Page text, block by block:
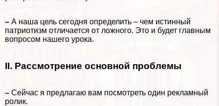
– А наша цель сегодня определить – чем истинный
патриотизм отличается от ложного. Это и будет главным
вопросом нашего урока.
II. Рассмотрение основной проблемы
– Сейчас я предлагаю вам посмотреть один рекламный
ролик.